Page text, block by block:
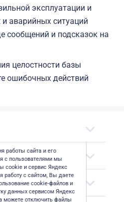
эксплуатации и
аварийных ситуаций
сообщений и подсказок на
целостности базы
ошибочных действий
работы сайта и его
с пользователями мы
cookie и сервис Яндекс
работу с сайтом, Вы даете
cookie-файлов и
данных сервисом Яндекс
можете отключить файлы